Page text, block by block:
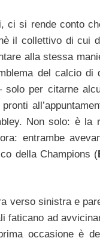
ci si rende conto
il collettivo di cui
alla stessa
del calcio di
solo per citarne
Non solo: è la
entrambe
della Champions (
verso sinistra e
faticano ad
occasione è